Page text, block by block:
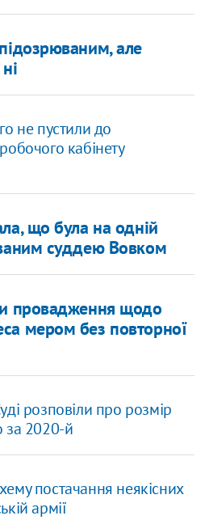
але
не пустили до
кабінету
що була на одній
суддею Вовком
провадження щодо
мером без повторної
розповіли про розмір
за 2020-й
постачання неякісних
армії